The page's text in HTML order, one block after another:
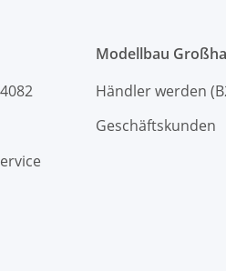
Modellbau
Händler werden
Geschäftskunden